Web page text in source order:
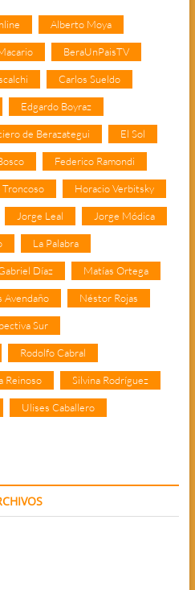
Alberto Moya
BeraUnPaisTV
Carlos Sueldo
Edgardo Boyraz
de Berazategui El Sol
Federico Ramondi
Horacio Verbitsky
Jorge Leal Jorge Módica
La Palabra
Díaz Matías Ortega
Avendaño Néstor Rojas
Sur
Rodolfo Cabral
Reinoso Silvina Rodríguez
Ulises Caballero